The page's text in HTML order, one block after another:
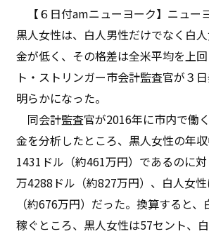
【６日付amニューヨーク】ニュー
黒人女性は、白人男性だけでなく白
金が低く、その格差は全米平均を上
ト・ストリンガー市会計監査官が３
明らかになった。
同会計監査官が2016年に市内で働
金を分析したところ、黒人女性の年
1431ドル（約461万円）であるのに
万4288ドル（約827万円）、白人女
（約676万円）だった。換算すると
稼ぐところ、黒人女性は57セント、